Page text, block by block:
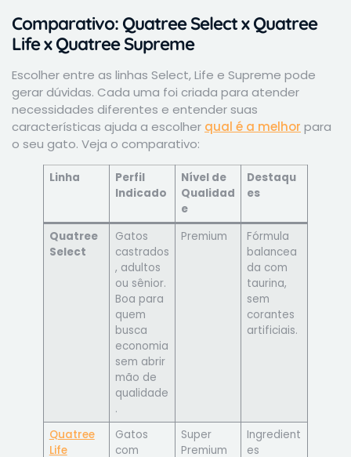
Comparativo: Quatree Select x Quatree
Life x Quatree Supreme
Escolher entre as linhas Select, Life e Supreme pode
gerar dúvidas. Cada uma foi criada para atender
necessidades diferentes e entender suas
características ajuda a escolher qual é a melhor para
o seu gato. Veja o comparativo:
Linha
Perfil
Indicado
Nível de
Qualidad
e
Destaqu
es
Quatree
Select
Gatos
castrados
, adultos
ou sênior.
Boa para
quem
busca
economia
sem abrir
mão de
qualidade
.
Premium
Fórmula
balancea
da com
taurina,
sem
corantes
artificiais.
Quatree
Life
Gatos
com
Super
Premium
Ingredient
es